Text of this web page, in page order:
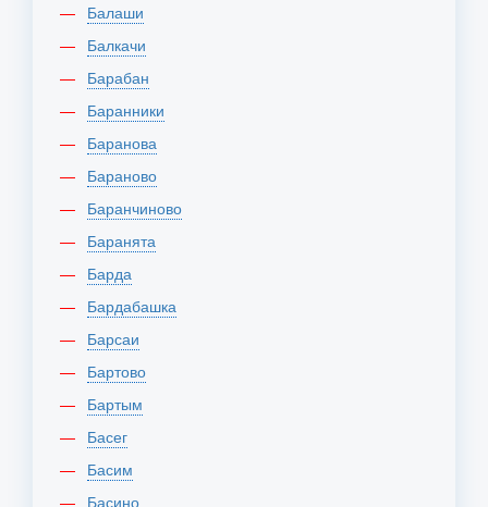
Балаши
Балкачи
Барабан
Баранники
Баранова
Бараново
Баранчиново
Баранята
Барда
Бардабашка
Барсаи
Бартово
Бартым
Басег
Басим
Басино